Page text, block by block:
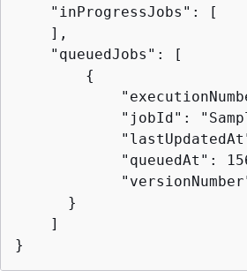
    "inProgressJobs": [
    ],
    "queuedJobs": [
{
"jobId":
"queuedAt":
      }
    ]
}